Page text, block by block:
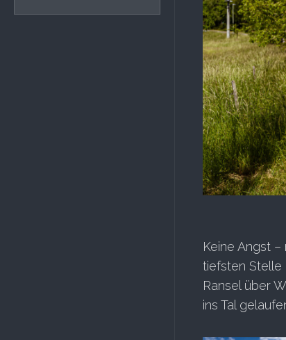
Keine Angst
tiefsten Stelle
Ransel über
ins Tal